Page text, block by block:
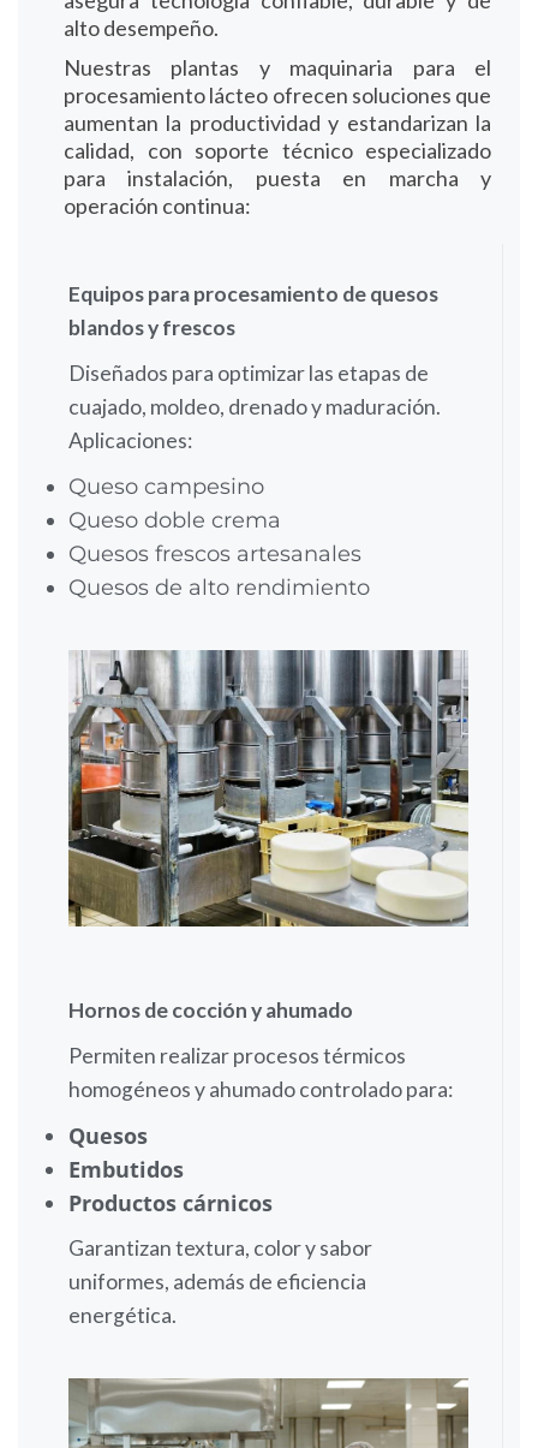
alto desempeño.
Nuestras plantas y maquinaria para el
procesamiento lácteo ofrecen soluciones que
aumentan la productividad y estandarizan la
calidad, con soporte técnico especializado
para instalación, puesta en marcha y
operación continua:
Equipos para procesamiento de quesos
blandos y frescos
Diseñados para optimizar las etapas de
cuajado, moldeo, drenado y maduración.
Aplicaciones:
Queso campesino
Queso doble crema
Quesos frescos artesanales
Quesos de alto rendimiento
Hornos de cocción y ahumado
Permiten realizar procesos térmicos
homogéneos y ahumado controlado para:
Quesos
Embutidos
Productos cárnicos
Garantizan textura, color y sabor
uniformes, además de eficiencia
energética.